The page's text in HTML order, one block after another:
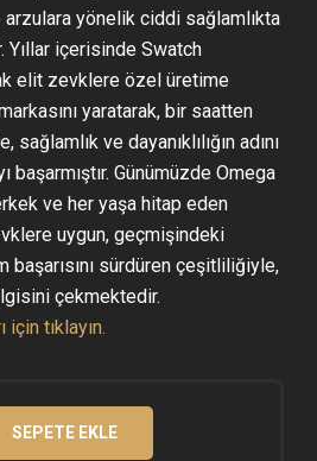
yönelik ciddi sağlamlıkta
içerisinde Swatch
elit zevklere özel üretime
yaratarak, bir saatten
ve dayanıklılığın adını
başarmıştır. Günümüzde Omega
ve her yaşa hitap eden
uygun, geçmişindeki
başarısını sürdüren çeşitliliğiyle,
çekmektedir.
tıklayın.
SEPETE EKLE